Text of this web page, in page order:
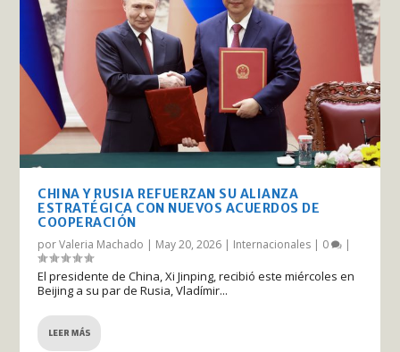
CHINA Y RUSIA REFUERZAN SU ALIANZA
ESTRATÉGICA CON NUEVOS ACUERDOS DE
COOPERACIÓN
porValeria Machado | May 20, 2026 | Internacionales | 0 |
El presidente de China, Xi Jinping, recibió este miércoles en
Beijing a su par de Rusia, Vladímir...
LEER MÁS